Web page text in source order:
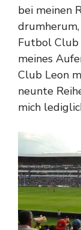
bei meinen
Futbol Club
meines
Club Leon
neunte
mich